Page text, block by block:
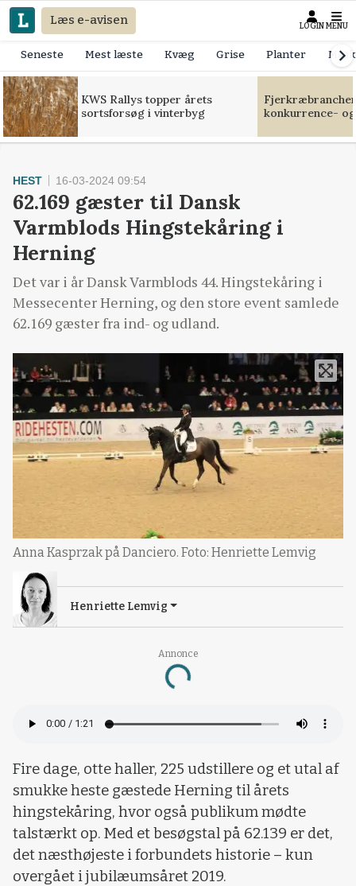
Læs e-avisen LOGIN MENU
Seneste Mest læste Kvæg Grise Planter
KWS Rallys topper årets
sortsforsøg i vinterbyg
konkurrence-
Annonce
Loading...
HEST 16-03-2024 09:54
62.169 gæster til Dansk
Varmblods Hingstekåring i
Herning
Det var i år Dansk Varmblods 44. Hingstekåring i
Messecenter Herning, og den store event samlede
62.169 gæster fra ind- og udland.
Anna Kasprzak på Danciero. Foto: Henriette Lemvig
Henriette Lemvig
Fire dage, otte haller, 225 udstillere og et utal af
smukke heste gæstede Herning til årets
hingstekåring, hvor også publikum mødte
talstærkt op. Med et besøgstal på 62.139 er det,
det næsthøjeste i forbundets historie – kun
overgået i jubilæumsåret 2019.